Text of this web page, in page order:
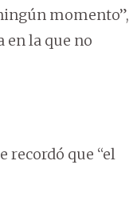
momento”,
en la que no
recordó que “el